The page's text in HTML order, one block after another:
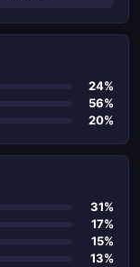
24%
56%
20%
31%
17%
15%
13%